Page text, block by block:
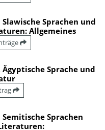
Slawische Sprachen und
Allgemeines
Ägyptische Sprache und
Semitische Sprachen